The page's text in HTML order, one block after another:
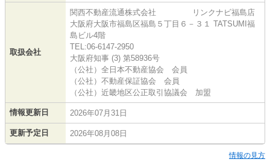
取扱会社
関西不動産流通株式会社 リンクナビ福島店
大阪府大阪市福島区福島５丁目６－３１ TATSUMI福
島ビル4階
TEL:06-6147-2950
大阪府知事 (3) 第58936号
（公社）全日本不動産協会 会員
（公社）不動産保証協会 会員
（公社）近畿地区公正取引協議会 加盟
情報更新日 2026年07月31日
更新予定日 2026年08月08日
情報の見方